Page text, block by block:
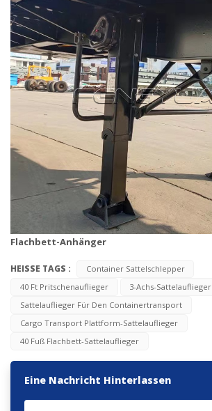
Flachbett-Anhänger
HEISSE TAGS :
Container Sattelschlepper
40 Ft Pritschenauflieger
3-Achs-
Sattelauflieger Für Den Containertransport
Cargo Transport Plattform-Sattelauflieger
40 Fuß Flachbett-Sattelauflieger
Eine Nachricht Hinterlassen